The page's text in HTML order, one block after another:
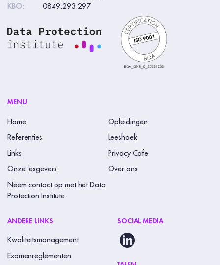
b
n
t
a
t
v
e
l
l
e
e
KBO:
0849.293.297
MENU
Home Opleidingen
Referenties Leeshoek
Links Privacy Cafe
Onze lesgevers Over ons
Neem contact op met het Data
Protection Institute
ANDERE LINKS
Kwaliteitsmanagement
Examenreglementen
SOCIAL MEDIA